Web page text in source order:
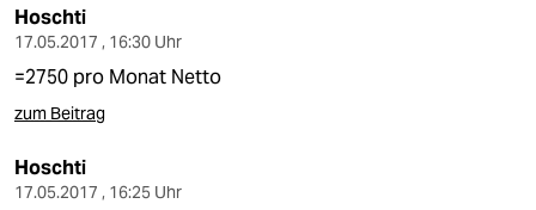
Hoschti
17.05.2017 , 16:30 Uhr
=2750 pro Monat Netto
zum Beitrag
Hoschti
17.05.2017 , 16:25 Uhr